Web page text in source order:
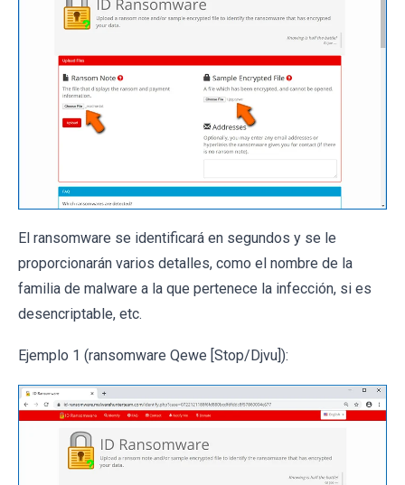
El ransomware se identificará en segundos y se le
proporcionarán varios detalles, como el nombre de la
familia de malware a la que pertenece la infección, si es
desencriptable, etc.
Ejemplo 1 (ransomware Qewe [Stop/Djvu]):